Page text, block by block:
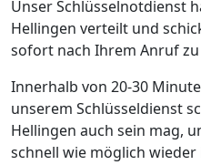
Unser Schlüsselnotdienst
Hellingen verteilt und
sofort nach Ihrem Anruf
Innerhalb von 20-30
unserem Schlüsseldienst
Hellingen auch sein mag,
schnell wie möglich